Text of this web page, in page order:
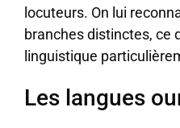
locuteurs. On lui
branches distinctes, ce
linguistique
Les langues